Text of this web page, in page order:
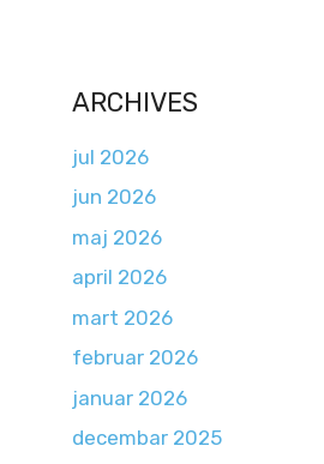
ARCHIVES
jul 2026
jun 2026
maj 2026
april 2026
mart 2026
februar 2026
januar 2026
decembar 2025